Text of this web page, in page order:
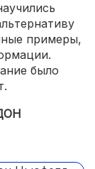
примеры,
было